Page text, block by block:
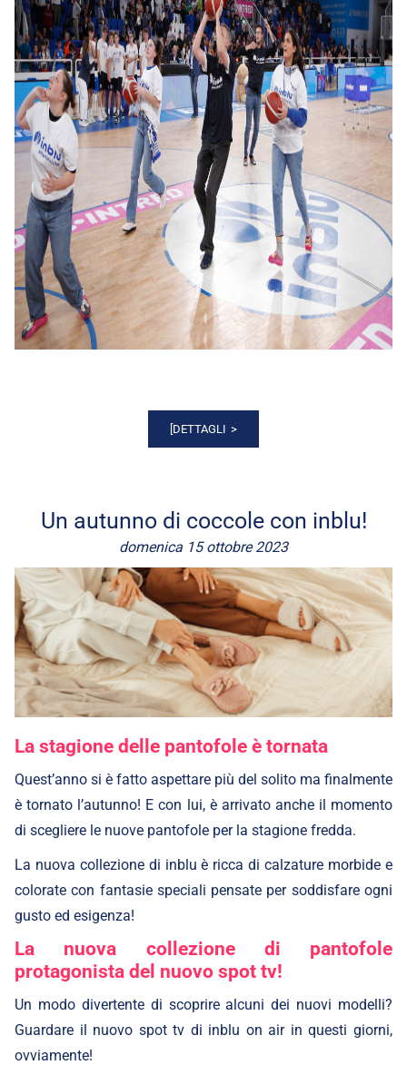
[DETTAGLI
Un autunno di coccole con inblu!
domenica 15 ottobre 2023
La stagione delle pantofole è tornata
Quest’anno si è fatto aspettare più del solito ma finalmente
è tornato l’autunno! E con lui, è arrivato anche il momento
di scegliere le nuove pantofole per la stagione fredda.
La nuova collezione di inblu è ricca di calzature morbide e
colorate con fantasie speciali pensate per soddisfare ogni
gusto ed esigenza!
La nuova collezione di pantofole
protagonista del nuovo spot tv!
Un modo divertente di scoprire alcuni dei nuovi modelli?
Guardare il nuovo spot tv di inblu on air in questi giorni,
ovviamente!